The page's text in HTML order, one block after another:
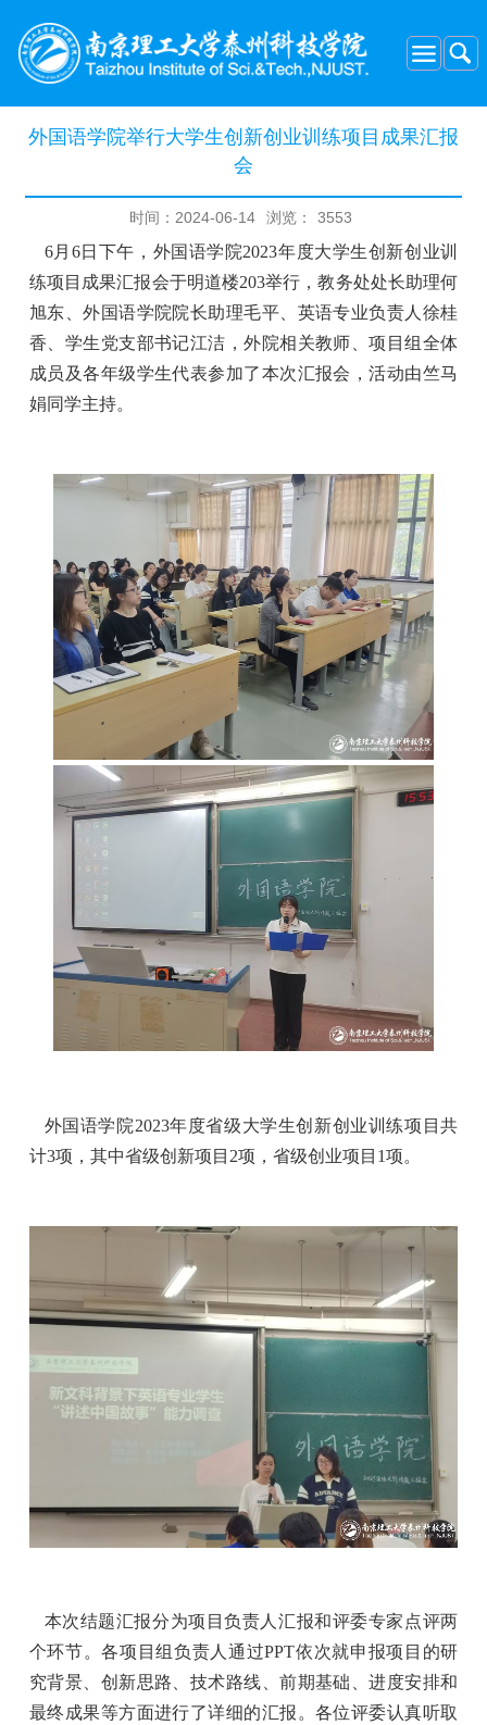
外国语学院举行大学生创新创业训练项目成果汇报
会
时间：2024-06-14 浏览： 3553
6月 6日下午，外国语学院2023年度大学生创新创业训
练项目成果汇报会于明道楼203举行，教务处处长助理何
旭东、外国语学院院长助理毛平、英语专业负责人徐桂
香、学生党支部书记江洁，外院相关教师、项目组全体
成员及各年级学生代表参加了本次汇报会，活动由竺马
娟同学主持。
外国语学院2023年度省级大学生创新创业训练项目共
计3项，其中省级创新项目2项，省级创业项目1项。
本次结题汇报分为项目负责人汇报和评委专家点评两
个环节。各项目组负责人通过PPT依次就申报项目的研
究背景、创新思路、技术路线、前期基础、进度安排和
最终成果等方面进行了详细的汇报。各位评委认真听取